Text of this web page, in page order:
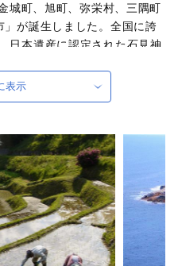
城町、旭町、弥栄村、三隅町
が誕生しました。全国に誇
日本遺産に認定された石見神
クアスなど豊かな自然を活か
、高速道路、港湾などの都市
根県西部の中核都市です。
ムページはこちら
（外部サイト）
外部サイトへ遷移します。
は遷移先サイトの方針に従います。
表示